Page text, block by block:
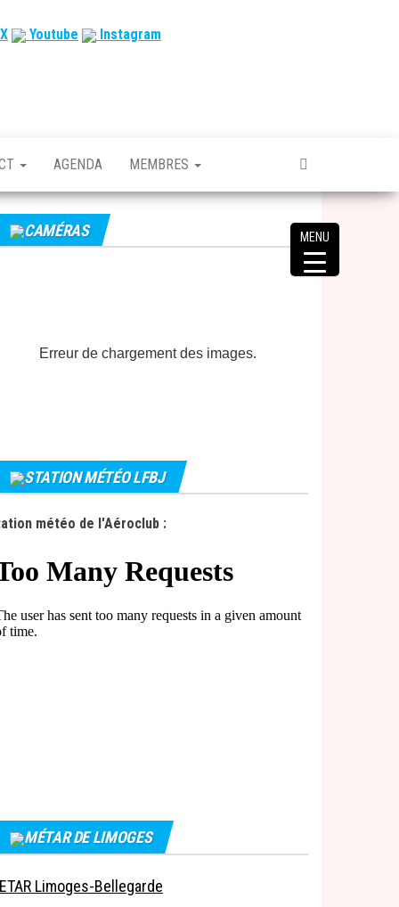
Youtube Instagram
AGENDA MEMBRES
CAMÉRAS
Erreur de chargement des images.
STATION MÉTÉO LFBJ
météo de l'Aéroclub :
MÉTAR DE LIMOGES
Limoges-Bellegarde
MENU